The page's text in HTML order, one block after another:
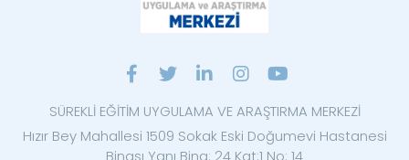
SÜREKLİ EĞİTİM UYGULAMA VE ARAŞTIRMA MERKEZİ
Hızır Bey Mahallesi 1509 Sokak Eski Doğumevi Hastanesi
Binası Yanı Bina: 24 Kat:1 No: 14